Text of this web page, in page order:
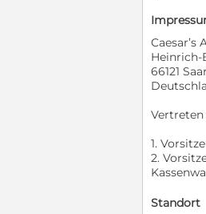
Caesar’s
Heinrich-
66121
Vertreten
1.
2.
Standort